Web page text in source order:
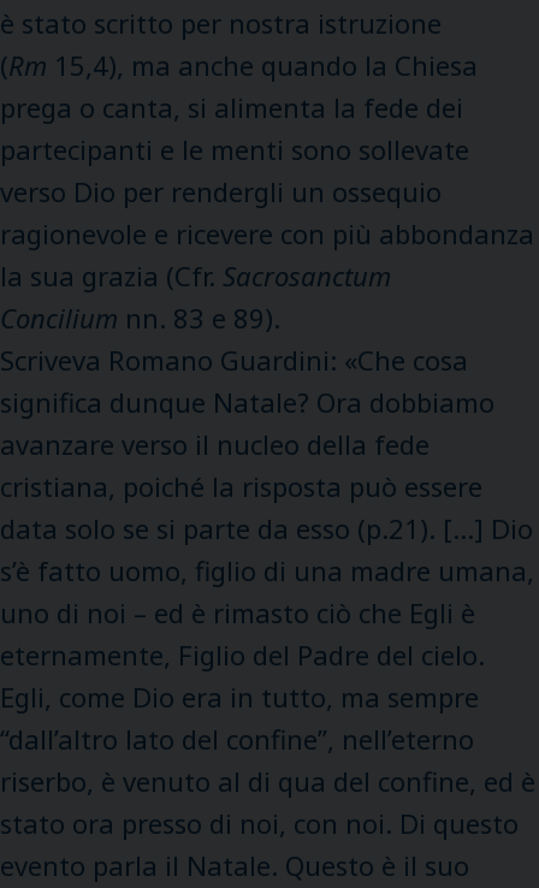
è stato scritto per nostra istruzione
(Rm 15,4), ma anche quando la Chiesa
prega o canta, si alimenta la fede dei
partecipanti e le menti sono sollevate
verso Dio per rendergli un ossequio
ragionevole e ricevere con più abbondanza
la sua grazia (Cfr. Sacrosanctum
Concilium nn. 83 e 89).
Scriveva Romano Guardini: «Che cosa
significa dunque Natale? Ora dobbiamo
avanzare verso il nucleo della fede
cristiana, poiché la risposta può essere
data solo se si parte da esso (p.21). […] Dio
s’è fatto uomo, figlio di una madre umana,
uno di noi – ed è rimasto ciò che Egli è
eternamente, Figlio del Padre del cielo.
Egli, come Dio era in tutto, ma sempre
“dall’altro lato del confine”, nell’eterno
riserbo, è venuto al di qua del confine, ed è
stato ora presso di noi, con noi. Di questo
evento parla il Natale. Questo è il suo